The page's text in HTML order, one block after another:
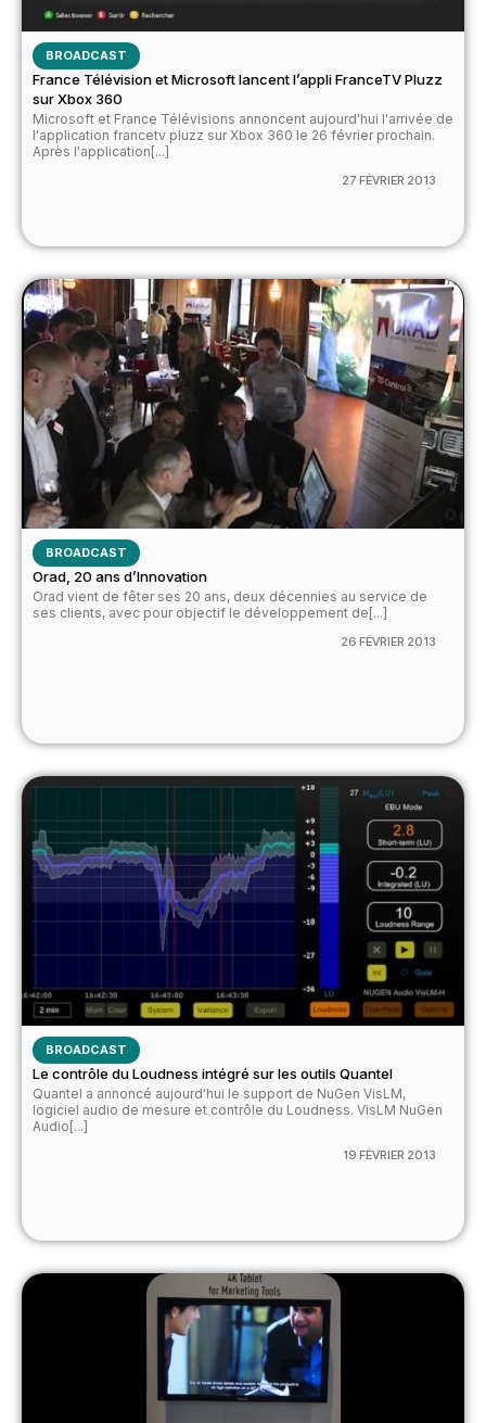
BROADCAST
France Télévision et Microsoft lancent l’appli FranceTV Pluzz
sur Xbox 360
Microsoft et France Télévisions annoncent aujourd'hui l'arrivée de
l'application francetv pluzz sur Xbox 360 le 26 février prochain.
Après l'application[...]
27 FÉVRIER 2013
BROADCAST
Orad, 20 ans d’Innovation
Orad vient de fêter ses 20 ans, deux décennies au service de
ses clients, avec pour objectif le développement de[...]
26 FÉVRIER 2013
BROADCAST
Le contrôle du Loudness intégré sur les outils Quantel
Quantel a annoncé aujourd'hui le support de NuGen VisLM,
logiciel audio de mesure et contrôle du Loudness. VisLM NuGen
Audio[...]
19 FÉVRIER 2013